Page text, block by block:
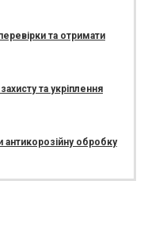
та отримати
та укріплення
обробку